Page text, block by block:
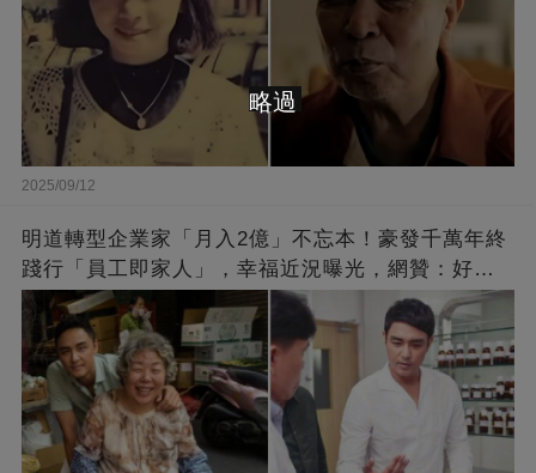
2025/09/12
明道轉型企業家「月入2億」不忘本！豪發千萬年終
踐行「員工即家人」，幸福近況曝光，網贊：好老
闆的福報
略過